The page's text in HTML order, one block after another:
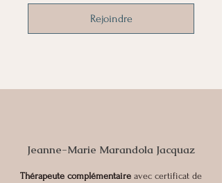
Rejoindre
Jeanne-Marie Marandola Jacquaz
Thérapeute complémentaire avec certificat de